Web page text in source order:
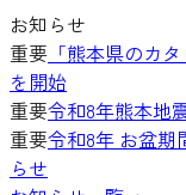
お知らせ
重要 「熊本県のカ
を開始
重要令和8年熊本地
重要令和8年 お盆期
らせ